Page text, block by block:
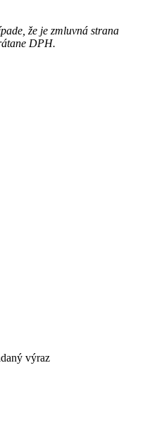
že je zmluvná strana
DPH.
výraz